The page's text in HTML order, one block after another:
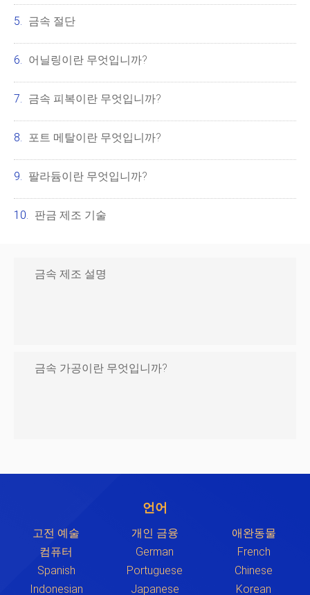
금속 절단
어닐링이란 무엇입니까?
금속 피복이란 무엇입니까?
포트 메탈이란 무엇입니까?
팔라듐이란 무엇입니까?
판금 제조 기술
금속 제조 설명
금속 가공이란 무엇입니까?
언어
고전 예술 개인 금융
애완동물
컴퓨터
German
French
Spanish
Portuguese
Chinese
Indonesian
Japanese Korean